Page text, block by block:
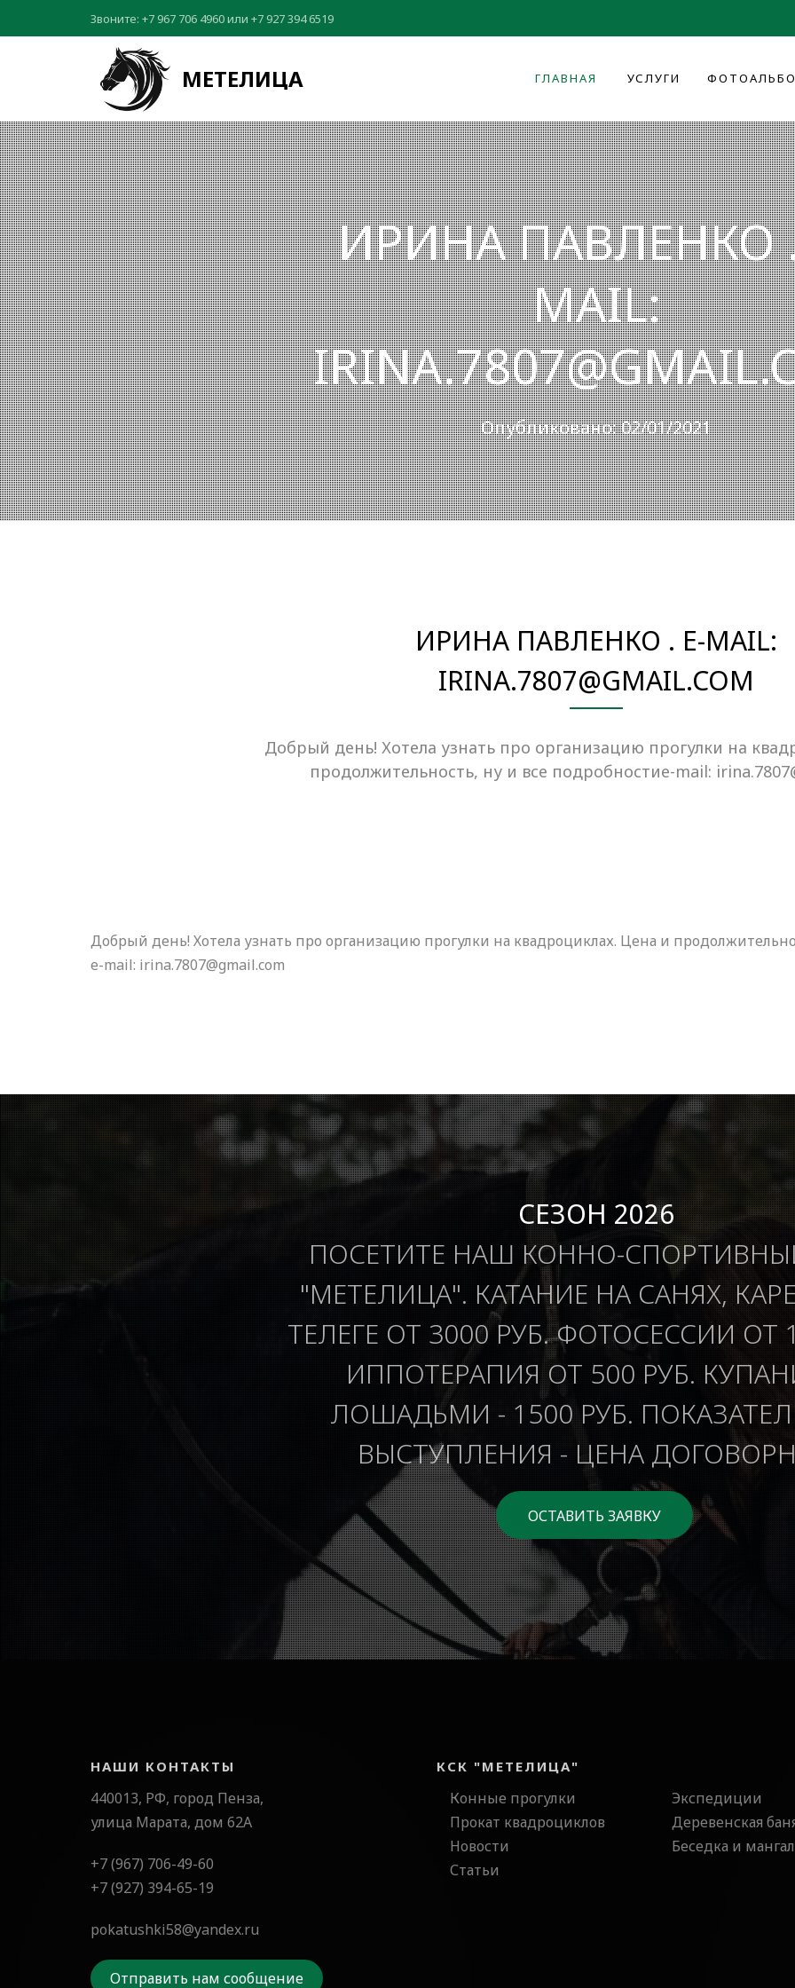
Звоните: +7 967 706 4960или +7 927 394 6519
МЕТЕЛИЦА ГЛАВНАЯ УСЛУГИ
ИРИНА ПАВЛЕНКО
MAIL:
Опубликовано: 02/01/2021
ИРИНА ПАВЛЕНКО . E-MAIL:
IRINA.7807@GMAIL.COM
Добрый день! Хотела узнать про организацию прогулки на
продолжительность, ну и все подробностиe-mail:
Добрый день! Хотела узнать про организацию прогулки на квадроциклах. Цена и
e-mail: irina.7807@gmail.com
СЕЗОН 2026
ПОСЕТИТЕ НАШ КОННО-
"МЕТЕЛИЦА". КАТАНИЕ НА САНЯХ,
ТЕЛЕГЕ ОТ 3000 РУБ. ФОТОСЕССИИ ОТ
ИППОТЕРАПИЯ ОТ 500 РУБ.
ЛОШАДЬМИ - 1500 РУБ.
ВЫСТУПЛЕНИЯ - ЦЕНА
ОСТАВИТЬ ЗАЯВКУ
НАШИ КОНТАКТЫ
440013, РФ, город Пенза,
улица Марата, дом 62А
+7 (967) 706-49-60
+7 (927) 394-65-19
pokatushki58@yandex.ru
Отправить нам сообщение
КСК "МЕТЕЛИЦА"
Конные прогулки
Прокат квадроциклов
Новости
Статьи
Экспедиции
Деревенская
Беседка и мангал